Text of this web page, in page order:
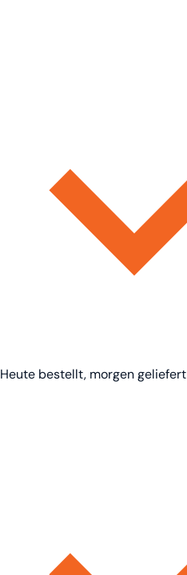
Heute bestellt, morgen geliefert